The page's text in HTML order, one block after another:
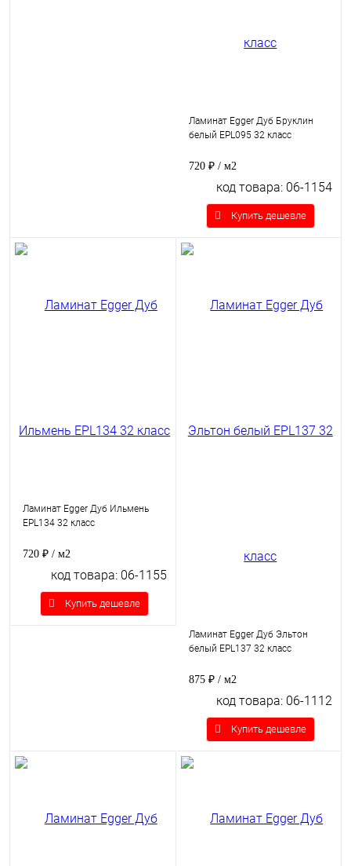
Ламинат Egger Дуб Бруклин
белый EPL095 32 класс
720 ₽ / м2
код товара: 06-1154
Купить дешевле
Ламинат Egger Дуб Ильмень
EPL134 32 класс
720 ₽ / м2
код товара: 06-1155
Купить дешевле
Ламинат Egger Дуб Эльтон
белый EPL137 32 класс
875 ₽ / м2
код товара: 06-1112
Купить дешевле